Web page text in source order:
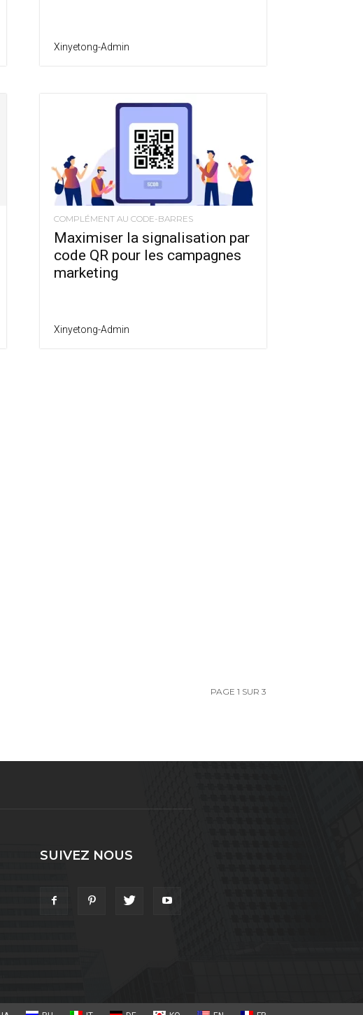
Xinyetong-Admin
COMPLÉMENT AU CODE-BARRES
Maximiser la signalisation par
code QR pour les campagnes
marketing
Xinyetong-Admin
PAGE 1 SUR 3
SUIVEZ NOUS